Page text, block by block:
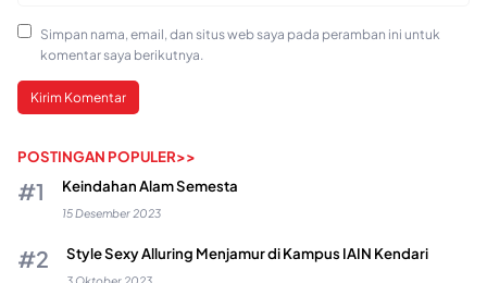
Simpan nama, email, dan situs web saya pada peramban ini untuk
komentar saya berikutnya.
POSTINGAN POPULER>>
Keindahan Alam Semesta
15 Desember 2023
Style Sexy Alluring Menjamur di Kampus IAIN Kendari